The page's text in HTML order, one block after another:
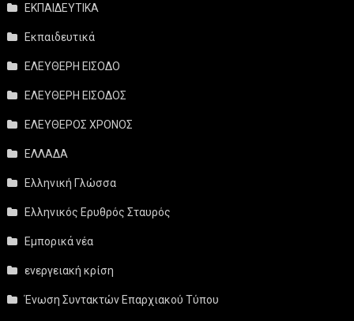
ΕΚΠΑΙΔΕΥΤΙΚΑ
Εκπαιδευτικά
ΕΛΕΥΘΕΡΗ ΕΙΣΟΔΟ
ΕΛΕΥΘΕΡΗ ΕΙΣΟΔΟΣ
ΕΛΕΥΘΕΡΟΣ ΧΡΟΝΟΣ
ΕΛΛΑΔΑ
Ελληνική Γλώσσα
Ελληνικός Ερυθρός Σταυρός
Εμπορικά νέα
ενεργειακή κρίση
Ένωση Συντακτών Επαρχιακού Τύπου